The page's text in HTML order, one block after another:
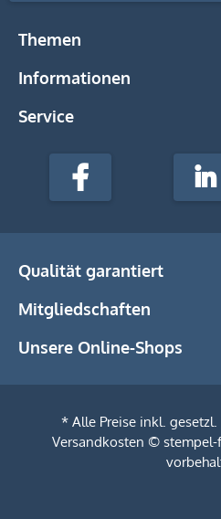
Themen
Informationen
Service
stempel-
Media
Facebook
Qualität garantiert
Mitgliedschaften
Unsere Online-Shops
* Alle Preise inkl. gesetzl.
Versandkosten © stempel-